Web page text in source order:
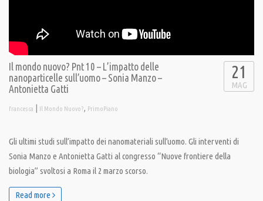
Il mondo nuovo? Pnt 10 – L’impatto delle
nanoparticelle sull’uomo – Sonia Manzo –
Antonietta Gatti
francesca | Il Mondo Nuovo?, PrimoPiano
21
MAG
Gli ultimi studi sull’impatto dei nanomateriali sull’uomo. Gli interventi di
Sonia Manzo e Antonietta Gatti al congresso “Nuove frontiere della
biologia” svoltosi a Roma il 2 marzo scorso.
Read more